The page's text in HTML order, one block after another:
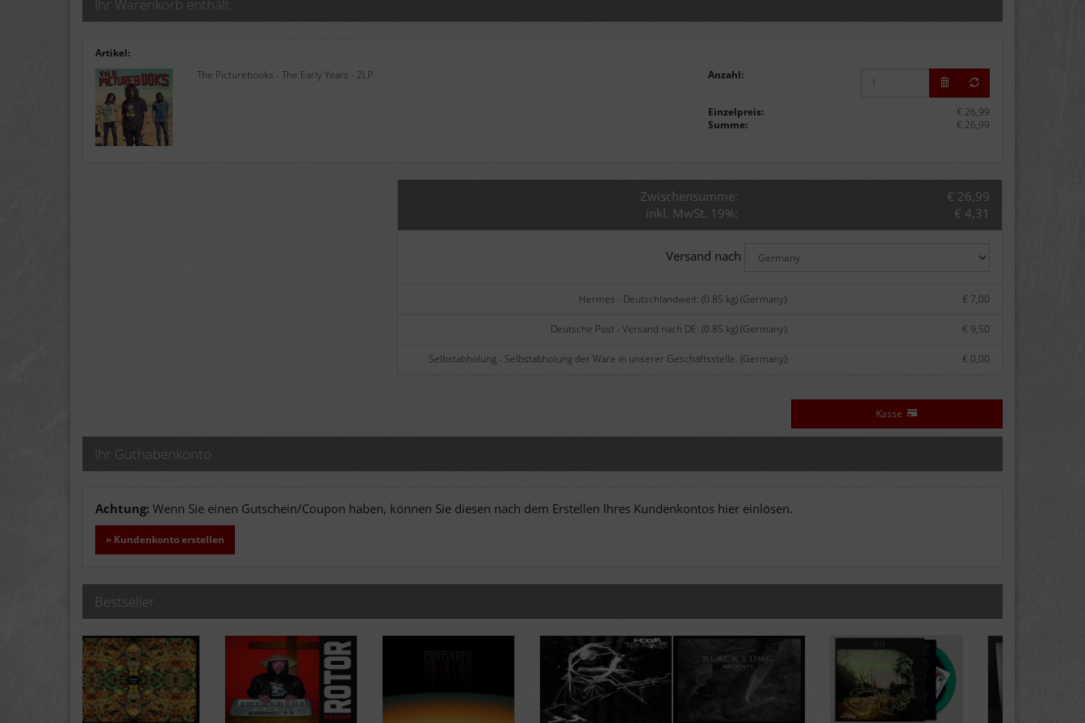
Ihr Warenkorb enthält:
Artikel:
The Picturebooks - The Early Years - 2LP
Anzahl:
Einzelpreis:
€ 26,99
Summe:
€ 26,99
Zwischensumme:
€ 26,99
inkl. MwSt. 19%:
€ 4,31
Versand nach
Hermes - Deutschlandweit: (0.85 kg) (Germany): € 7,00
Deutsche Post - Versand nach DE: (0.85 kg) (Germany): € 9,50
Selbstabholung - Selbstabholung der Ware in unserer Geschäftsstelle. (Germany): € 0,00
Kasse
Ihr Guthabenkonto
Achtung: Wenn Sie einen Gutschein/Coupon haben, können Sie diesen nach dem Erstellen Ihres Kundenkontos hier einlösen.
» Kundenkonto erstellen
Bestseller